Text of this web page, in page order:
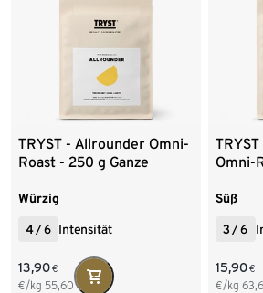
TRYST - Allrounder Omni-
Roast - 250 g Ganze
Würzig
4/6 Intensität
13,90€
€/kg 55,60
Omni-
Süß
3 /6
15,90€
€/kg